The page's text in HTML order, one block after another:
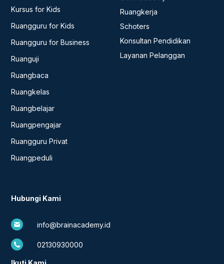
Kursus for Kids
Ruangguru for Kids
Ruangguru for Business
Ruanguji
Ruangbaca
Ruangkelas
Ruangbelajar
Ruangpengajar
Ruangguru Privat
Ruangpeduli
Ruangkerja
Schoters
Konsultan Pendidikan
Layanan Pelanggan
Hubungi Kami
info@brainacademy.id
02130930000